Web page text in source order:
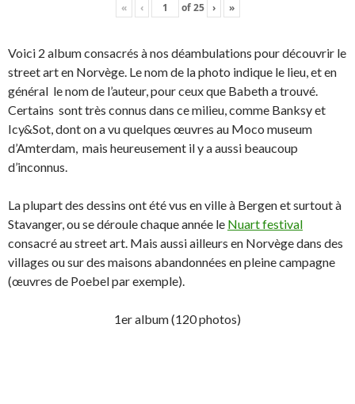
« ‹ of25 › »
Voici 2 album consacrés à nos déambulations pour découvrir le
street art en Norvège. Le nom de la photo indique le lieu, et en
général le nom de l’auteur, pour ceux que Babeth a trouvé.
Certains sont très connus dans ce milieu, comme Banksy et
Icy&Sot, dont on a vu quelques œuvres au Moco museum
d’Amterdam, mais heureusement il y a aussi beaucoup
d’inconnus.
La plupart des dessins ont été vus en ville à Bergen et surtout à
Stavanger, ou se déroule chaque année le Nuart festival
consacré au street art. Mais aussi ailleurs en Norvège dans des
villages ou sur des maisons abandonnées en pleine campagne
(œuvres de Poebel par exemple).
1er album (120 photos)